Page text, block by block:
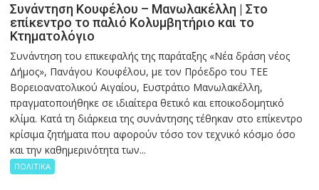
Συνάντηση Κουφέλου – Μανωλακέλλη | Στο
επίκεντρο το παλιό Κολυμβητήριο και το
Κτηματολόγιο
Συνάντηση του επικεφαλής της παράταξης «Νέα δράση νέος
Δήμος», Πανάγου Κουφέλου, με τον Πρόεδρο του ΤΕΕ
Βορειοανατολικού Αιγαίου, Ευστράτιο Μανωλακέλλη,
πραγματοποιήθηκε σε ιδιαίτερα θετικό και εποικοδομητικό
κλίμα. Κατά τη διάρκεια της συνάντησης τέθηκαν στο επίκεντρο
κρίσιμα ζητήματα που αφορούν τόσο τον τεχνικό κόσμο όσο
και την καθημερινότητα των...
ΠΟΛΙΤΙΚΑ